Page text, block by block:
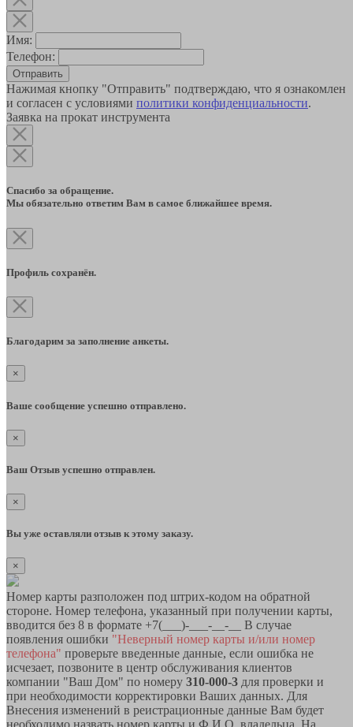
Имя:
Телефон:
Отправить
Нажимая кнопку "Отправить" подтверждаю, что я ознакомлен
и согласен с условиями политики конфиденциальности.
Заявка на прокат инструмента
Спасибо за обращение.
Мы обязательно ответим Вам в самое ближайшее время.
Профиль сохранён.
Благодарим за заполнение анкеты.
×
Ваше сообщение успешно отправлено.
×
Ваш Отзыв успешно отправлен.
×
Вы уже оставляли отзыв к этому заказу.
×
Номер карты разположен под штрих-кодом на обратной
стороне. Номер телефона, указанный при получении карты,
вводится без 8 в формате +7(___)-___-__-__ В случае
появления ошибки "Неверный номер карты и/или номер
телефона" проверьте введенные данные, если ошибка не
исчезает, позвоните в центр обслуживания клиентов
компании "Ваш Дом" по номеру 310-000-3 для проверки и
при необходимости корректировки Ваших данных. Для
Внесения изменений в реистрационные данные Вам будет